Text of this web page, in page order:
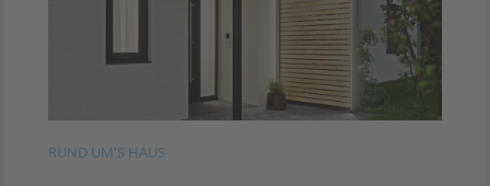
RUND UM'S HAUS